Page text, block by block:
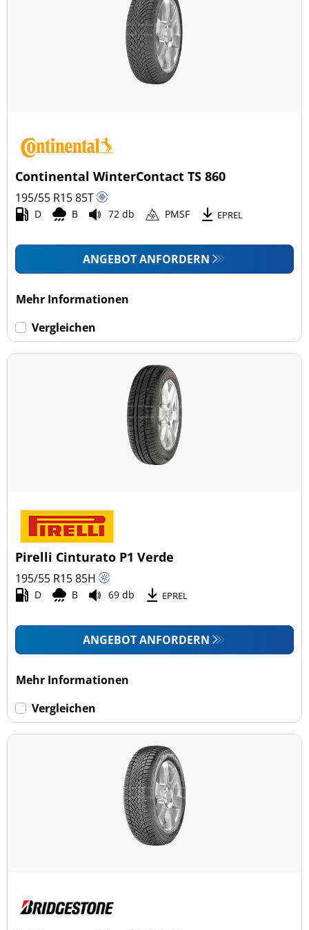
Continental WinterContact TS 860
195/55 R1585T
D B 72 db PMSF EPREL
ANGEBOT ANFORDERN
Mehr Informationen
Vergleichen
Pirelli Cinturato P1 Verde
195/55 R1585H
D B 69 db EPREL
ANGEBOT ANFORDERN
Mehr Informationen
Vergleichen